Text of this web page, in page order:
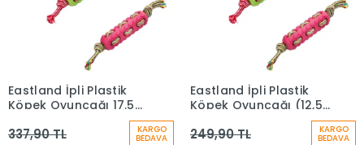
Eastland İpli Plastik
Köpek Oyuncağı 17.5
337,90 TL KARGO
BEDAVA
Eastland İpli Plastik
Köpek Oyuncağı (12,5
249,90 TL KARGO
BEDAVA